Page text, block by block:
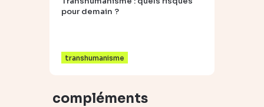
pour demain ?
transhumanisme
compléments